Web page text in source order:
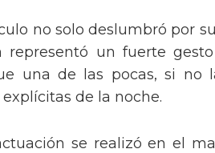
no solo deslumbró por
representó un fuerte
una de las pocas, si no
de la noche.
se realizó en el